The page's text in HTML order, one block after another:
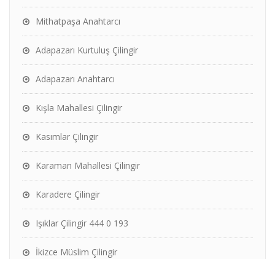
Mithatpaşa Anahtarcı
Adapazarı Kurtuluş Çilingir
Adapazarı Anahtarcı
Kışla Mahallesi Çilingir
Kasımlar Çilingir
Karaman Mahallesi Çilingir
Karadere Çilingir
Işıklar Çilingir 444 0 193
İkizce Müslim Çilingir